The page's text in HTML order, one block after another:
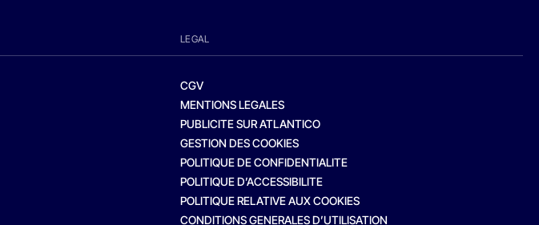
LEGAL
CGV
MENTIONS LEGALES
PUBLICITE SUR ATLANTICO
GESTION DES COOKIES
POLITIQUE DE CONFIDENTIALITE
POLITIQUE D’ACCESSIBILITE
POLITIQUE RELATIVE AUX COOKIES
CONDITIONS GENERALES D’UTILISATION